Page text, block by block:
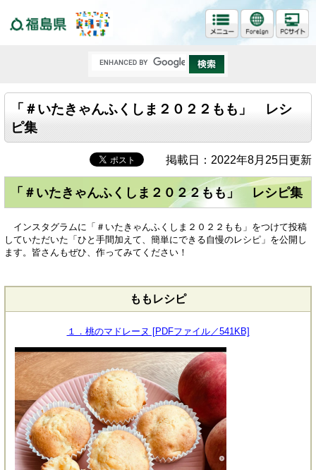
「＃いたきゃんふくしま２０２２もも」 レシ
ピ集
掲載日：2022年8月25日更新
「＃いたきゃんふくしま２０２２もも」 レシピ集
インスタグラムに「＃いたきゃんふくしま２０２２もも」をつけて投稿
していただいた「ひと手間加えて、簡単にできる自慢のレシピ」を公開し
ます。皆さんもぜひ、作ってみてください！
ももレシピ
１．桃のマドレーヌ [PDFファイル／541KB]